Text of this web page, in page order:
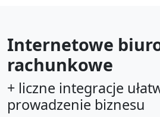
Internetowe
rachunkowe
+ liczne integracje
prowadzenie biznesu